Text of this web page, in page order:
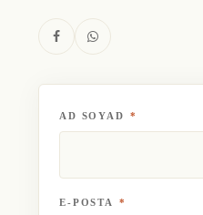
AD SOYAD *
E-POSTA *